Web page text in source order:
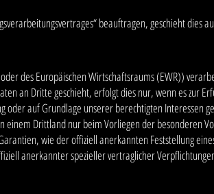
beauftragen, geschieht dies
des Europäischen Wirtschaftsraums (EWR))
an Dritte geschieht, erfolgt dies nur, wenn es zur
auf Grundlage unserer berechtigten Interessen
Drittland nur beim Vorliegen der besonderen
wie der offiziell anerkannten Feststellung
anerkannter spezieller vertraglicher